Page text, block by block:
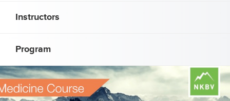
Instructors
Program